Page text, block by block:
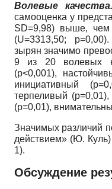
Волевые
самооценка у
SD=9,98) выше, чем
(U=3313,50;
зырян значимо
9 из 20 волевых
(p<0,001),
инициативный
терпеливый
(p=0,01),
Значимых различий
действием» (Ю.
1).
Обсуждение